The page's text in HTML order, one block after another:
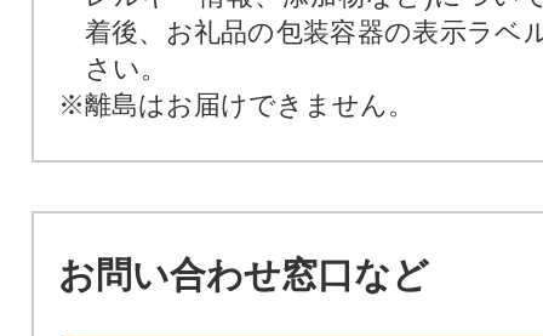
着後、お礼品の包装容器の表示ラベ
さい。
※離島はお届けできません。
お問い合わせ窓口など